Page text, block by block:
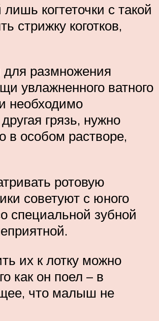
когтеточки с такой
стрижку коготков,
для размножения
увлажненного ватного
необходимо
грязь, нужно
в особом растворе,
ротовую
советуют с юного
специальной зубной
их к лотку можно
как он поел – в
что малыш не